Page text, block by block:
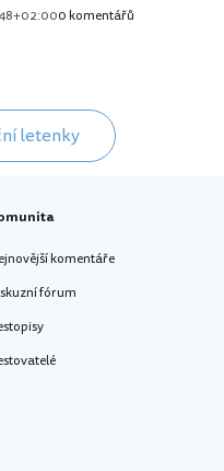
0 komentářů
letenky
komentáře
fórum